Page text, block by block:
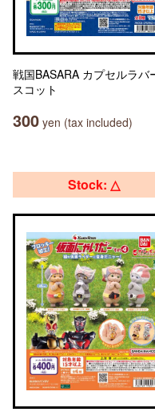
戦国BASARA カプセルラバ
スコット
300 yen (tax included)
Stock: △